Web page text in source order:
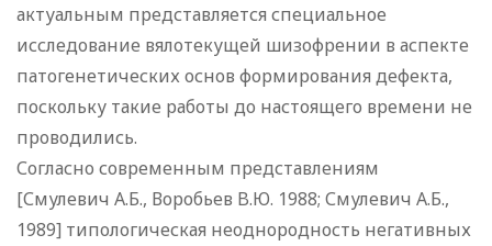
актуальным представляется специальное
исследование вялотекущей шизофрении в аспекте
патогенетических основ формирования дефекта,
поскольку такие работы до настоящего времени не
проводились.
Согласно современным представлениям
[Смулевич А.Б., Воробьев B.Ю. 1988; Смулевич А.Б.,
1989] типологическая неоднородность негативных